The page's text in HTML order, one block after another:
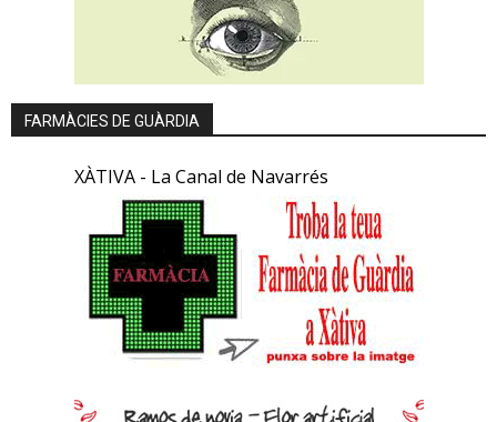
FARMÀCIES DE GUÀRDIA
XÀTIVA - La Canal de Navarrés